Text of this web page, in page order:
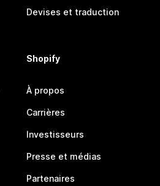
Devises et traduction
Shopify
À propos
Carrières
Investisseurs
Presse et médias
Partenaires